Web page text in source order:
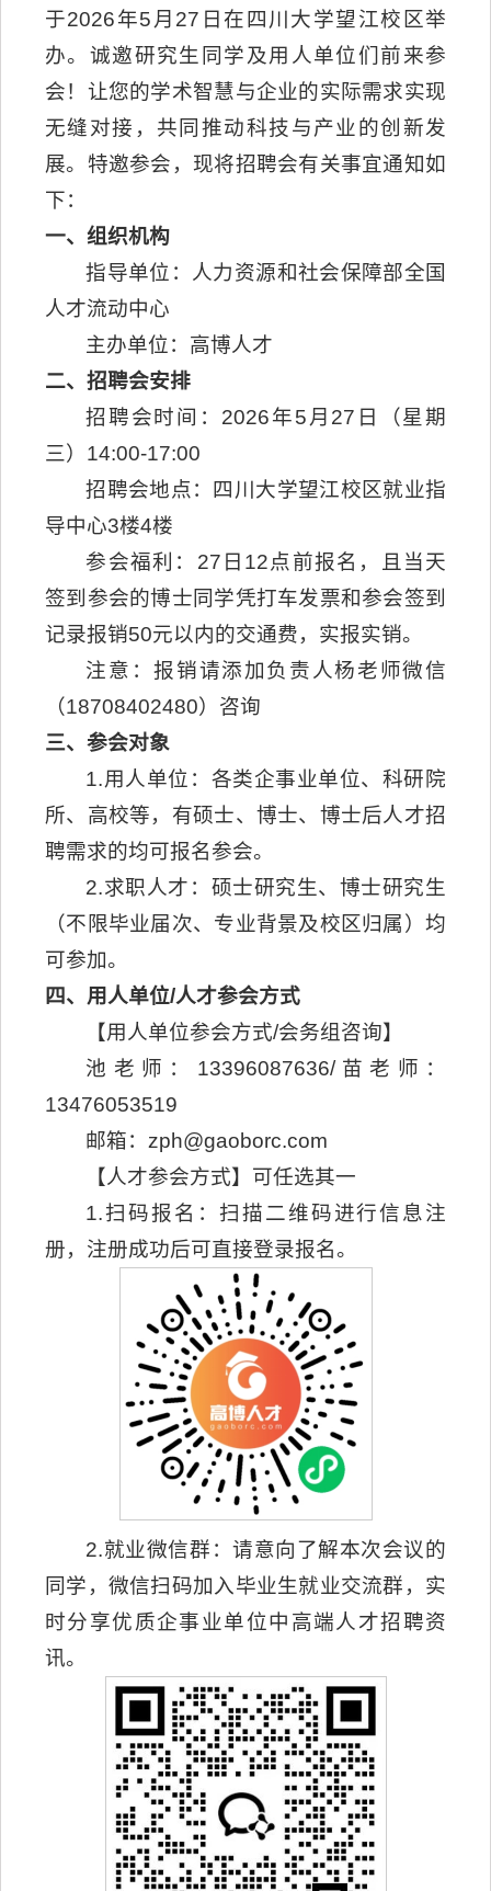
于2026年5月27日在四川大学望江校区举
办。诚邀研究生同学及用人单位们前来参
会！让您的学术智慧与企业的实际需求实现
无缝对接，共同推动科技与产业的创新发
展。特邀参会，现将招聘会有关事宜通知如
下：
一、组织机构
指导单位：人力资源和社会保障部全国
人才流动中心
主办单位：高博人才
二、招聘会安排
招聘会时间：2026年5月27日（星期
三）14:00-17:00
招聘会地点：四川大学望江校区就业指
导中心3楼4楼
参会福利：27日12点前报名，且当天
签到参会的博士同学凭打车发票和参会签到
记录报销50元以内的交通费，实报实销。
注意：报销请添加负责人杨老师微信
（18708402480）咨询
三、参会对象
1.用人单位：各类企事业单位、科研院
所、高校等，有硕士、博士、博士后人才招
聘需求的均可报名参会。
2.求职人才：硕士研究生、博士研究生
（不限毕业届次、专业背景及校区归属）均
可参加。
四、用人单位/人才参会方式
【用人单位参会方式/会务组咨询】
池老师：13396087636/苗老师：
13476053519
邮箱：zph@gaoborc.com
【人才参会方式】可任选其一
1.扫码报名：扫描二维码进行信息注
册，注册成功后可直接登录报名。
2.就业微信群：请意向了解本次会议的
同学，微信扫码加入毕业生就业交流群，实
时分享优质企事业单位中高端人才招聘资
讯。